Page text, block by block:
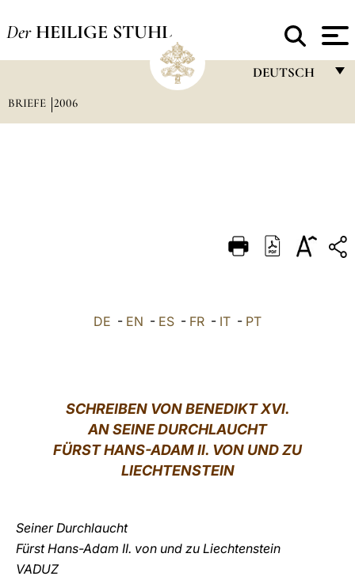
Der HEILIGE STUHL
DEUTSCH
DEUTSCH
العربيّة
BRIEFE 2006
DE - EN - ES - FR - IT - PT
SCHREIBEN VONBENEDIKT XVI.
AN SEINE DURCHLAUCHT
FÜRST HANS-ADAM II. VON UND ZU
LIECHTENSTEIN
Seiner Durchlaucht
Fürst Hans-Adam II. von und zu Liechtenstein
VADUZ